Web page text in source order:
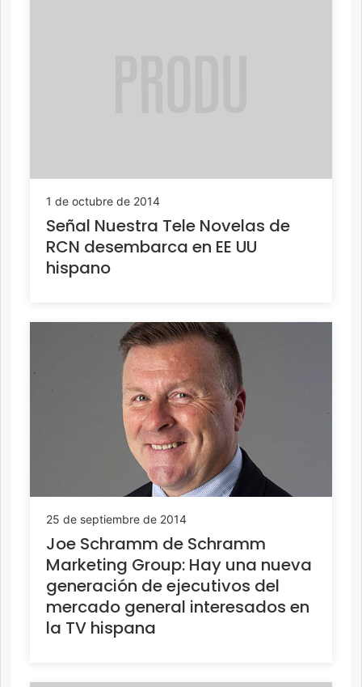
1 de octubre de 2014
Señal Nuestra Tele Novelas de
RCN desembarca en EE UU
hispano
25 de septiembre de 2014
Joe Schramm de Schramm
Marketing Group: Hay una nueva
generación de ejecutivos del
mercado general interesados en
la TV hispana